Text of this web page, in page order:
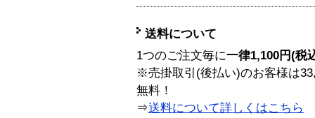
送料について
1つのご注文毎に一律1,100円(税
※売掛取引(後払い)のお客様は
無料！
⇒送料について詳しくはこちら